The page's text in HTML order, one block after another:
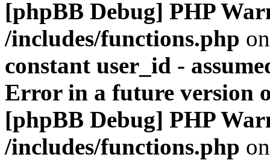
[phpBB Debug] PHP
/includes/functions.php
constant user_id -
Error in a future version
[phpBB Debug] PHP
/includes/functions.php